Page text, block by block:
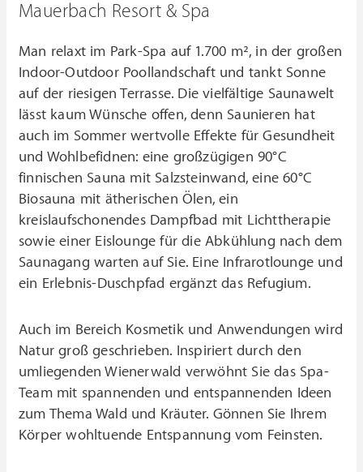
Mauerbach Resort & Spa
Man relaxt im Park-Spa auf 1.700 m², in der großen
Indoor-Outdoor Poollandschaft und tankt Sonne
auf der riesigen Terrasse. Die vielfältige Saunawelt
lässt kaum Wünsche offen, denn Saunieren hat
auch im Sommer wertvolle Effekte für Gesundheit
und Wohlbefidnen: eine großzügigen 90°C
finnischen Sauna mit Salzsteinwand, eine 60°C
Biosauna mit ätherischen Ölen, ein
kreislaufschonendes Dampfbad mit Lichttherapie
sowie einer Eislounge für die Abkühlung nach dem
Saunagang warten auf Sie. Eine Infrarotlounge und
ein Erlebnis-Duschpfad ergänzt das Refugium.
Auch im Bereich Kosmetik und Anwendungen wird
Natur groß geschrieben. Inspiriert durch den
umliegenden Wienerwald verwöhnt Sie das Spa-
Team mit spannenden und entspannenden Ideen
zum Thema Wald und Kräuter. Gönnen Sie Ihrem
Körper wohltuende Entspannung vom Feinsten.